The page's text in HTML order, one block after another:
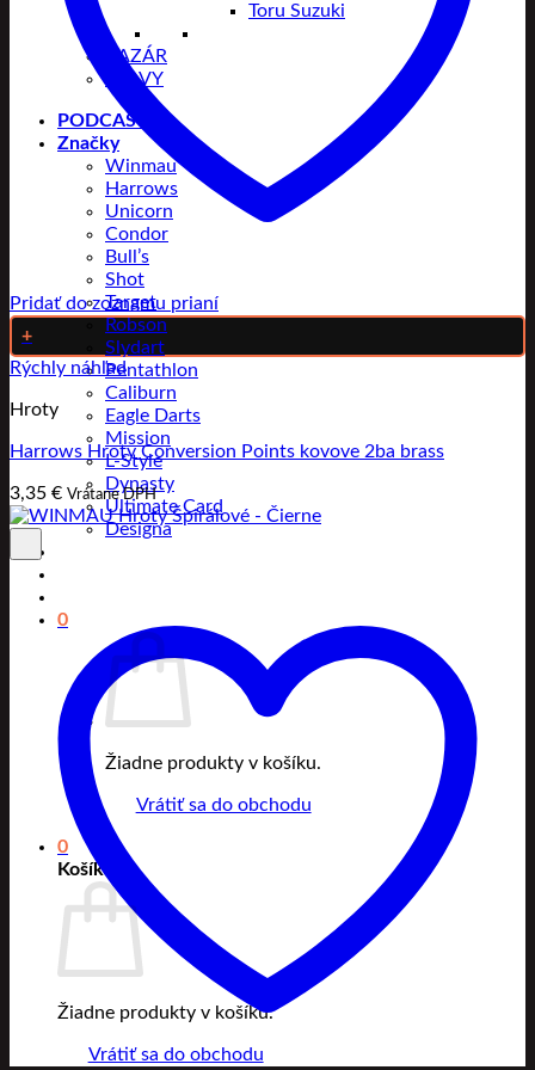
Toru Suzuki
BAZÁR
ZĽAVY
PODCAST
Značky
Winmau
Harrows
Unicorn
Condor
Bull’s
Shot
Target
Robson
Slydart
Pentathlon
Caliburn
Eagle Darts
Mission
L-Style
Dynasty
Ultimate Card
Designa
0
Žiadne produkty v košíku.
Vrátiť sa do obchodu
0
Košík
Žiadne produkty v košíku.
Vrátiť sa do obchodu
Pridať do zoznamu prianí
+
Rýchly náhľad
Hroty
Harrows Hroty Conversion Points kovove 2ba brass
3,35 € Vrátane DPH